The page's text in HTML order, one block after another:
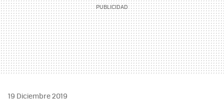
19 Diciembre 2019